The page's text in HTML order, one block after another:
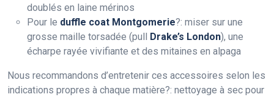
doublés en laine mérinos
Pour le duffle coat Montgomerie?: miser sur une
grosse maille torsadée (pull
Drake’s London), une
écharpe rayée vivifiante et des mitaines en alpaga
Nous recommandons d’entretenir ces accessoires selon les
indications propres à chaque matière?: nettoyage à sec pour